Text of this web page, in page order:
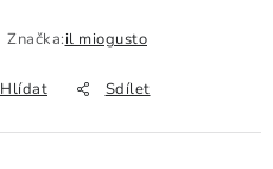
Značka:il miogusto
Hlídat Sdílet